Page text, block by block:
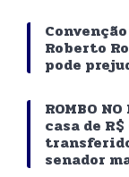
Roberto
pode
ROMBO
casa de
senador